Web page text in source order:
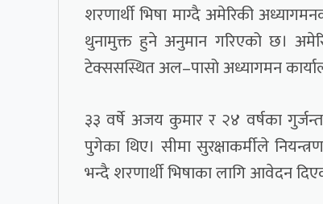
शरणार्थी भिषा माग्दै अमेरिकी
थुनामुक्त हुने अनुमान गरिएको छ।
टेक्ससस्थित अल–पासो अध्यागमन
३३ वर्षे अजय कुमार र २४ वर्षका
पुगेका थिए। सीमा सुरक्षाकर्मीले
भन्दै शरणार्थी भिषाका लागि आवेदन